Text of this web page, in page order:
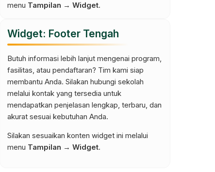
menu Tampilan → Widget.
Widget: Footer Tengah
Butuh informasi lebih lanjut mengenai program,
fasilitas, atau pendaftaran? Tim kami siap
membantu Anda. Silakan hubungi sekolah
melalui kontak yang tersedia untuk
mendapatkan penjelasan lengkap, terbaru, dan
akurat sesuai kebutuhan Anda.
Silakan sesuaikan konten widget ini melalui
menu Tampilan → Widget.